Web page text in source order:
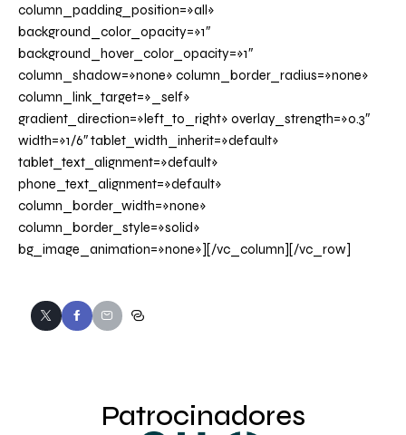
column_padding_position=»all»
background_color_opacity=»1″
background_hover_color_opacity=»1″
column_shadow=»none» column_border_radius=»none»
column_link_target=»_self»
gradient_direction=»left_to_right» overlay_strength=»0.3″
width=»1/6″ tablet_width_inherit=»default»
tablet_text_alignment=»default»
phone_text_alignment=»default»
column_border_width=»none»
column_border_style=»solid»
bg_image_animation=»none»][/vc_column][/vc_row]
Patrocinadores